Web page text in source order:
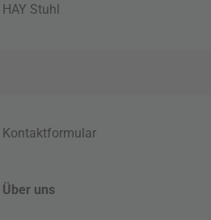
HAY Stuhl
Kontaktformular
Über uns